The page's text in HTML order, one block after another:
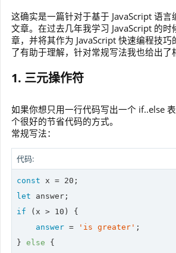
这确实是一篇针对于基于 JavaScript 语言
文章。在过去几年我学习 JavaScript 的时
章，并将其作为 JavaScript 快速编程技巧
了有助于理解，针对常规写法我也给出了
1. 三元操作符
如果你想只用一行代码写出一个 if..else
个很好的节省代码的方式。
常规写法：
代码:
const x = 20
let
if (x > 10 ) {
answer = 'is greater' ;
} else {